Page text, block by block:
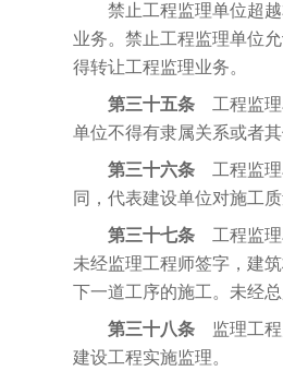
禁止工程监理单位超越
业务。禁止工程监理单位
得转让工程监理业务。
第三十五条 工程监理
单位不得有隶属关系或者
第三十六条 工程监理
同，代表建设单位对施工
第三十七条 工程监理
未经监理工程师签字，建
下一道工序的施工。未经
第三十八条 监理工程
建设工程实施监理。